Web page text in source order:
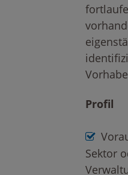
Profil
Sektor